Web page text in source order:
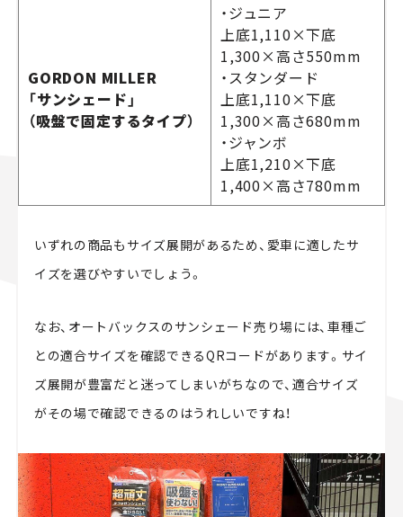
GORDON MILLER
「サンシェード」
（吸盤で固定するタイプ）
・ジュニア
上底1,110×下底
1,300×高さ550mm
・スタンダード
上底1,110×下底
1,300×高さ680mm
・ジャンボ
上底1,210×下底
1,400×高さ780mm
いずれの商品もサイズ展開があるため、愛車に適したサ
イズを選びやすいでしょう。
なお、オートバックスのサンシェード売り場には、車種ご
との適合サイズを確認できるQRコードがあります。サイ
ズ展開が豊富だと迷ってしまいがちなので、適合サイズ
がその場で確認できるのはうれしいですね！